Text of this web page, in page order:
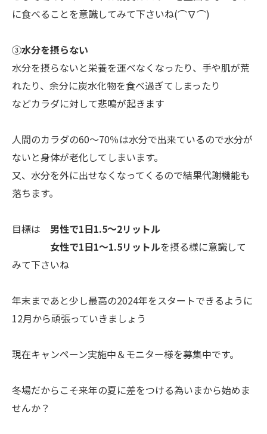
に食べることを意識してみて下さいね(⌒∇⌒)
➂水分を摂らない
水分を摂らないと栄養を運べなくなったり、手や肌が荒
れたり、余分に炭水化物を食べ過ぎてしまったり
などカラダに対して悲鳴が起きます
人間のカラダの60～70％は水分で出来ているので水分が
ないと身体が老化してしまいます。
又、水分を外に出せなくなってくるので結果代謝機能も
落ちます。
目標は 男性で1日1.5～2リットル
女性で1日1～1.5リットルを摂る様に意識して
みて下さいね
年末まであと少し最高の2024年をスタートできるように
12月から頑張っていきましょう
現在キャンペーン実施中＆モニター様を募集中です。
冬場だからこそ来年の夏に差をつける為いまから始めま
せんか？